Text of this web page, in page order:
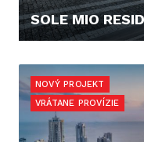
SOLE MIO
NOVÝ PROJEKT
VRÁTANE PROVÍZIE